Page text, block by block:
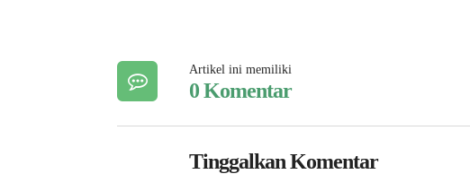
Artikel ini memiliki
0 Komentar
Tinggalkan Komentar